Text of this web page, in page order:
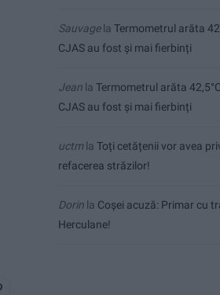
Sauvagela Termometrul arăta
CJAS au fost și mai fierbinți
Jean la Termometrul arăta
CJAS au fost și mai fierbinți
uctmla Toți cetățenii vor avea
refacerea străzilor!
Dorin la Coșei acuză: Primar cu
Herculane!